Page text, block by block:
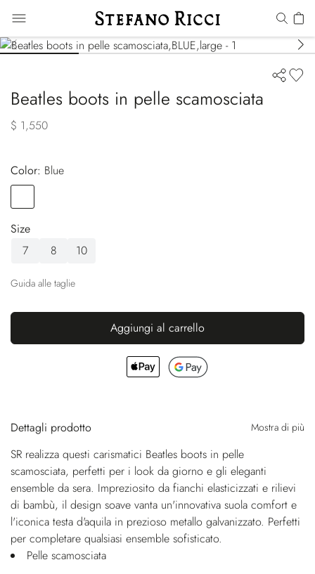
Beatles boots in pelle scamosciata
$ 1,550
Color:
blue
Size
7
8 10
Guida alle taglie
Aggiungi al carrello
Dettagli prodotto Mostra di più
SR realizza questi carismatici Beatles boots in pelle
scamosciata, perfetti per i look da giorno e gli eleganti
ensemble da sera. Impreziosito da fianchi elasticizzati e rilievi
di bambù, il design soave vanta un'innovativa suola comfort e
l'iconica testa d'aquila in prezioso metallo galvanizzato. Perfetti
per completare qualsiasi ensemble sofisticato.
Pelle scamosciata